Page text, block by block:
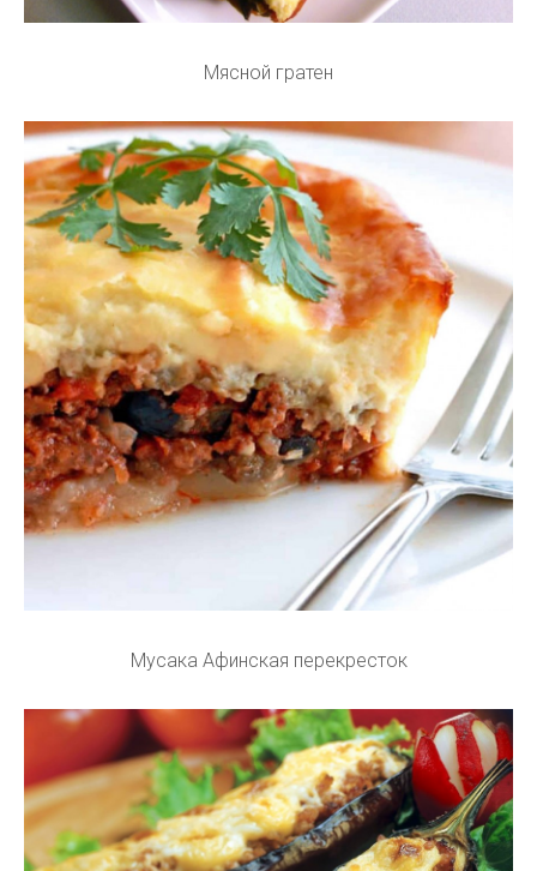
Мясной гратен
Мусака Афинская перекресток